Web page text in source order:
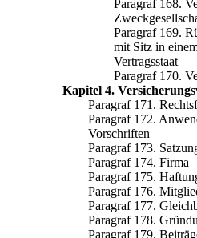
Paragraf 168.
Paragraf 169.
mit Sitz in
Vertragsstaat
Paragraf 170.
Kapitel 4.
Paragraf 171.
Paragraf 172.
Vorschriften
Paragraf 173.
Paragraf 174. Firma
Paragraf 175.
Paragraf 176.
Paragraf 177.
Paragraf 178.
Paragraf 179.